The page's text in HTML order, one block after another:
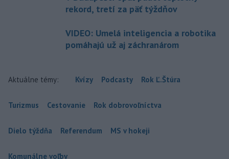
rekord, tretí za päť týždňov
VIDEO: Umelá inteligencia a robotika
pomáhajú už aj záchranárom
Aktuálne témy: Kvízy Podcasty Rok Ľ.Štúra
Turizmus Cestovanie Rok dobrovoľníctva
Dielo týždňa Referendum MS v hokeji
Komunálne voľby